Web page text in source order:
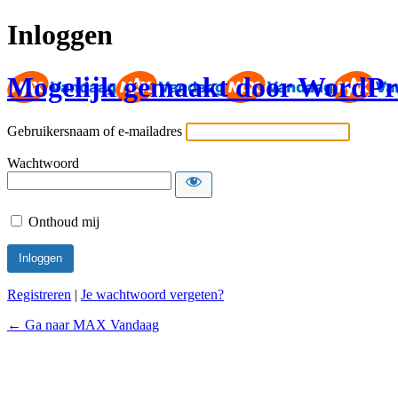
Inloggen
Mogelijk gemaakt door
Gebruikersnaam of e-mailadres
Wachtwoord
Onthoud mij
Registreren | Je wachtwoord vergeten?
← Ga naar MAX Vandaag